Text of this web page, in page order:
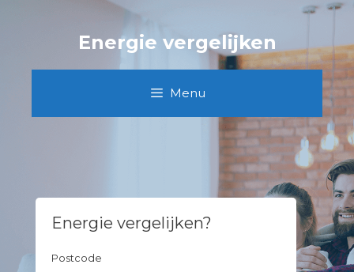
Energie vergelijken
Menu
Energie vergelijken?
Postcode